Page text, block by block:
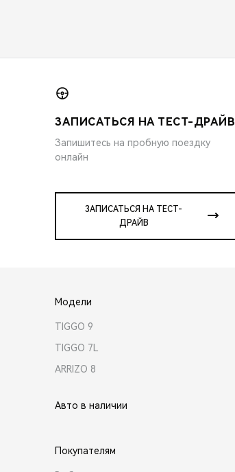
ЗАПИСАТЬСЯ НА ТЕСТ-ДРАЙВ
Запишитесь на пробную поездку
онлайн
ЗАПИСАТЬСЯ НА ТЕСТ-
ДРАЙВ
Модели
TIGGO 9
TIGGO 7L
ARRIZO 8
Авто в наличии
Покупателям